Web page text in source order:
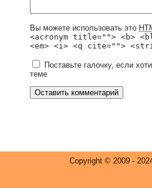
Вы можете использовать это
<acronym title=""> <b>
<em> <i> <q cite="">
Поставьте галочку, если
теме
Copyright © 2009 -